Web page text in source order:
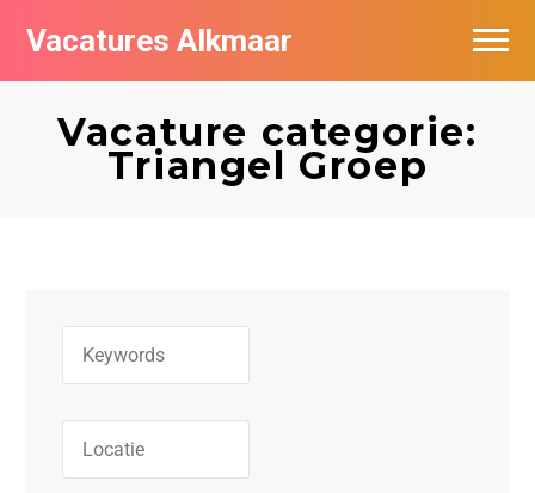
Vacatures Alkmaar
Vacature categorie:
Triangel Groep
Vacatures per bedrijf
Nieuwsbrief feed